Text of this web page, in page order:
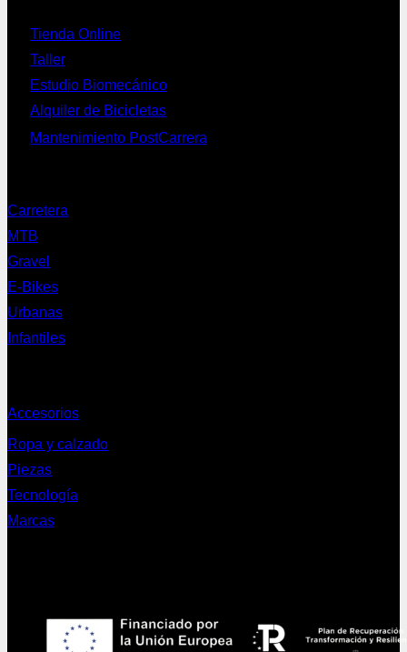
Tienda Online
Taller
Estudio Biomecánico
Alquiler de Bicicletas
Mantenimiento PostCarrera
Carretera
MTB
Gravel
E-Bikes
Urbanas
Infantiles
Accesorios
Ropa y calzado
Piezas
Tecnología
Marcas